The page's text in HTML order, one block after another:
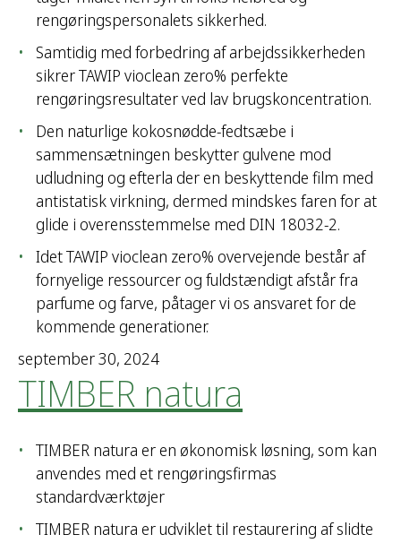
rengøringspersonalets sikkerhed.
Samtidig med forbedring af arbejdssikkerheden
sikrer TAWIP vioclean zero% perfekte
rengøringsresultater ved lav brugskoncentration.
Den naturlige kokosnødde-fedtsæbe i
sammensætningen beskytter gulvene mod
udludning og efterla der en beskyttende film med
antistatisk virkning, dermed mindskes faren for at
glide i overensstemmelse med DIN 18032-2.
Idet TAWIP vioclean zero% overvejende består af
fornyelige ressourcer og fuldstændigt afstår fra
parfume og farve, påtager vi os ansvaret for de
kommende generationer.
september 30, 2024
TIMBER natura
TIMBER natura er en økonomisk løsning, som kan
anvendes med et rengøringsfirmas
standardværktøjer
TIMBER natura er udviklet til restaurering af slidte